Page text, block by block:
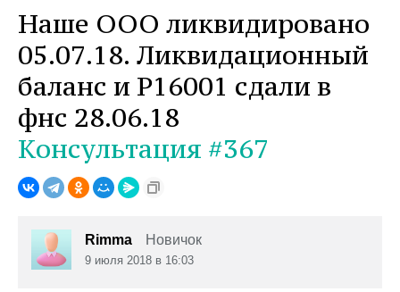
Наше ООО ликвидировано
05.07.18. Ликвидационный
баланс и Р16001 сдали в
фнс 28.06.18
Консультация #367
Rimma Новичок
9 июля 2018 в 16:03